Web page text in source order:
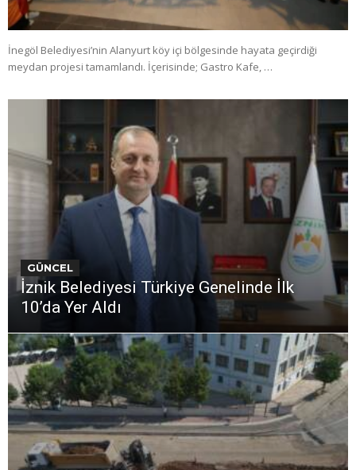
İnegöl Belediyesi’nin Alanyurt köy içi bölgesinde hayata geçirdiği
meydan projesi tamamlandı. İçerisinde; Gastro Kafe, …
GÜNCEL
İznik Belediyesi Türkiye Genelinde İlk
10’da Yer Aldı